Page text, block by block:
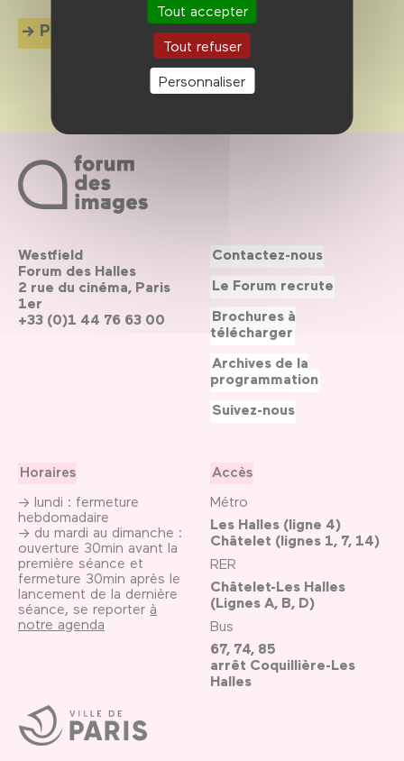
Tout accepter
Tout refuser
Personnaliser
Plus d'info
Ville
de
Paris
Westfield
Forum des Halles
2 rue du cinéma, Paris
1er
+33 (0)1 44 76 63 00
Horaires
→ lundi : fermeture
hebdomadaire
→ du mardi au dimanche :
ouverture 30min avant la
première séance et
fermeture 30min après le
lancement de la dernière
séance, se reporter à
notre agenda
Accès
Métro
Les Halles (ligne 4)
Châtelet (lignes 1, 7, 14)
RER
Châtelet-Les Halles
(Lignes A, B, D)
Bus
67, 74, 85
arrêt Coquillière-Les
Halles
Contactez-nous
Le Forum recrute
Brochures à
télécharger
Archives de la
programmation
Suivez-nous